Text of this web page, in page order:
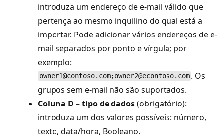
introduza um endereço de e-mail válido que
pertença ao mesmo inquilino do qual está a
importar. Pode adicionar vários endereços de e-
mail separados por ponto e vírgula; por
exemplo:
owner1@contoso.com;owner2@econtoso.com . Os
grupos sem e-mail não são suportados.
Coluna D – tipo de dados(obrigatório):
introduza um dos valores possíveis: número,
texto, data/hora, Booleano.